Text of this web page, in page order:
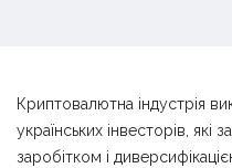
Криптовалютна індустрія
українських інвесторів, які
заробітком і